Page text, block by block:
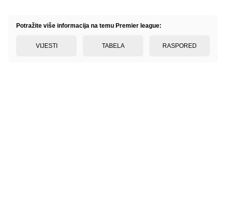
Potražite više informacija na temu Premier league:
VIJESTI TABELA RASPORED